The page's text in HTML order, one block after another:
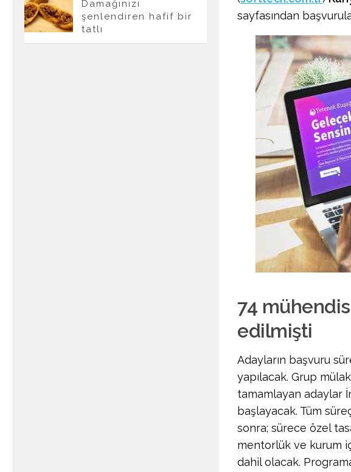
sayfasından
74
edilmişti
Adayların başvuru
yapılacak. Grup
tamamlayan adaylar
başlayacak. Tüm
sonra; sürece özel
mentorlük ve kurum
dahil olacak.
Damağınızı
şenlendiren hafif bir
tatlı